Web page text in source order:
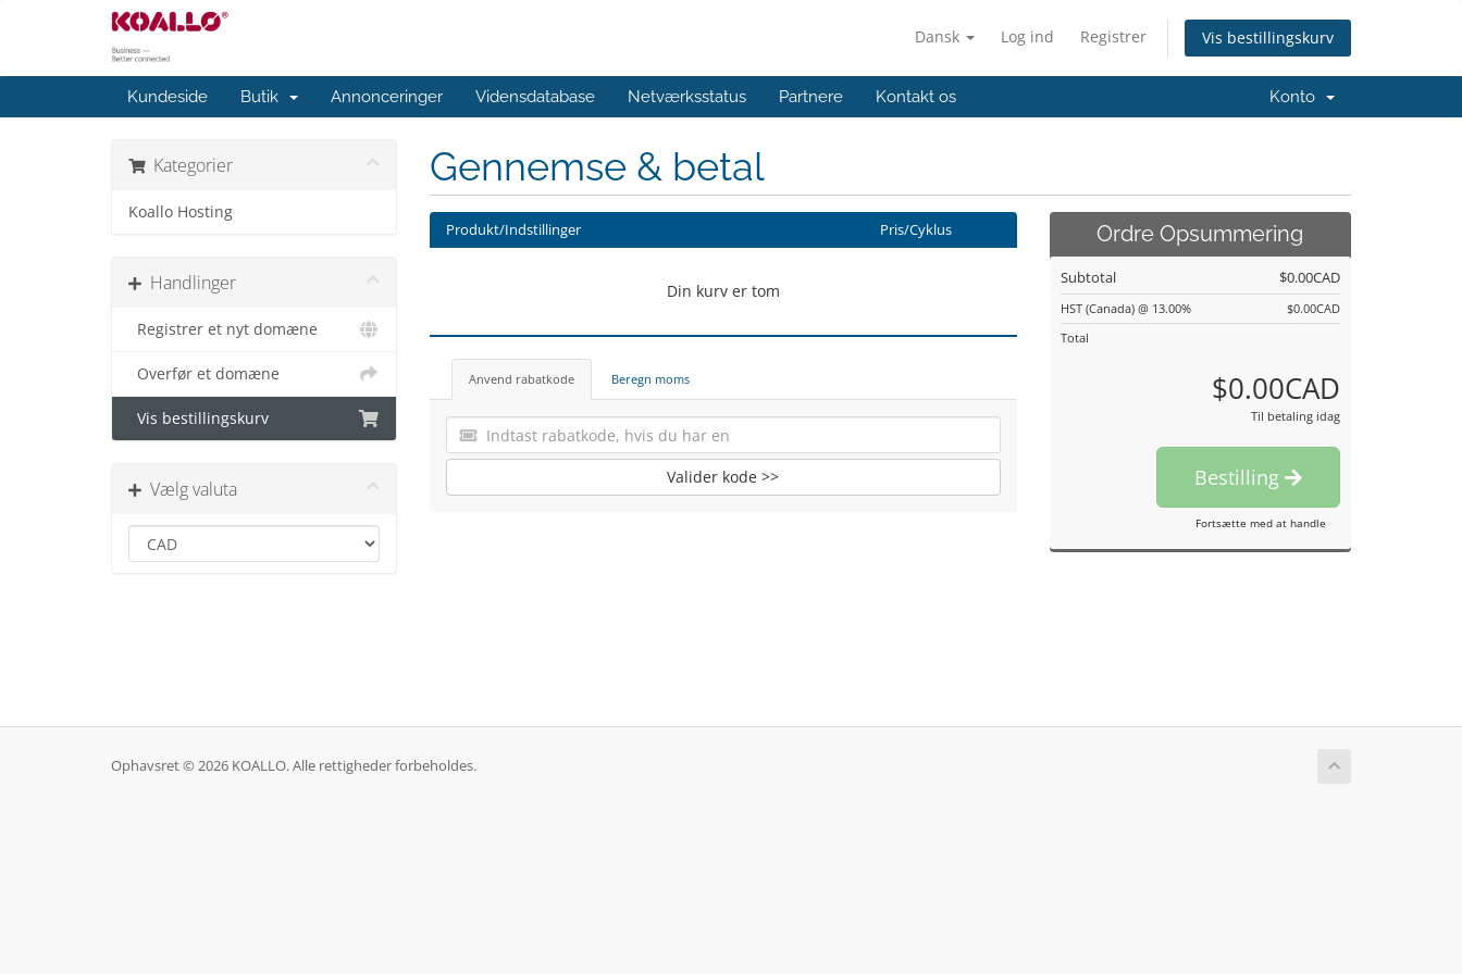
Dansk Log ind Registrer Vis bestillingskurv
Kundeside Butik Annonceringer Vidensdatabase Netværksstatus Partnere Kontakt os Konto
Kategorier
Koallo Hosting
Handlinger
Registrer et nyt domæne
Overfør et domæne
Vis bestillingskurv
Vælg valuta
Gennemse & betal
Produkt/Indstillinger Pris/Cyklus
Din kurv er tom
Anvend rabatkode Beregn moms
Valider kode >>
Ordre Opsummering
Subtotal $0.00CAD
HST (Canada) @ 13.00%
$0.00CAD
Total
$0.00CAD
Til betaling idag
Bestilling
Fortsætte med at handle
Ophavsret © 2026 KOALLO. Alle rettigheder forbeholdes.